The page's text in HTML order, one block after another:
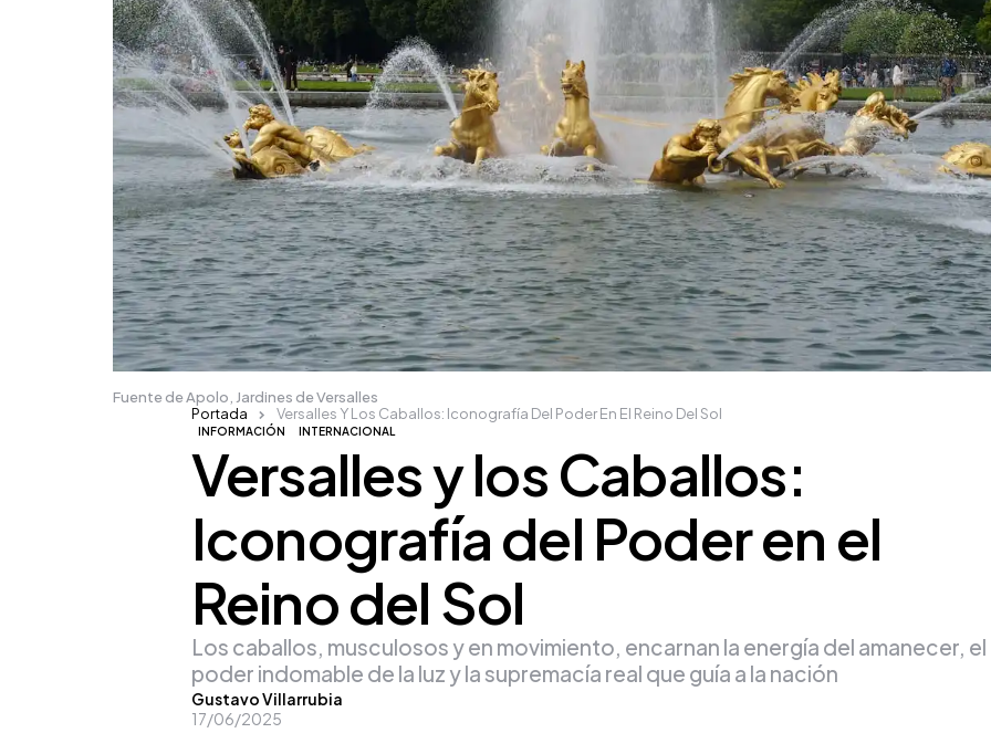
Fuente de Apolo, Jardines de Versalles
INFORMACIÓN INTERNACIONAL
Versalles y los Caballos:
Iconografía del Poder en el
Reino del Sol
Posted
by
Gustavo Villarrubia
17/06/2025
Los caballos, musculosos y en movimiento, encarnan la energía del amanecer, el
poder indomable de la luz y la supremacía real que guía a la nación
Portada Versalles Y Los Caballos: Iconografía Del Poder En El Reino Del Sol